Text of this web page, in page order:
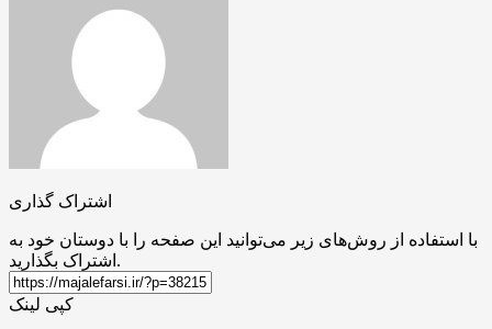
اشتراک گذاری
با استفاده از روش‌های زیر می‌توانید این صفحه را با دوستان خود به
اشتراک بگذارید.
کپی لینک